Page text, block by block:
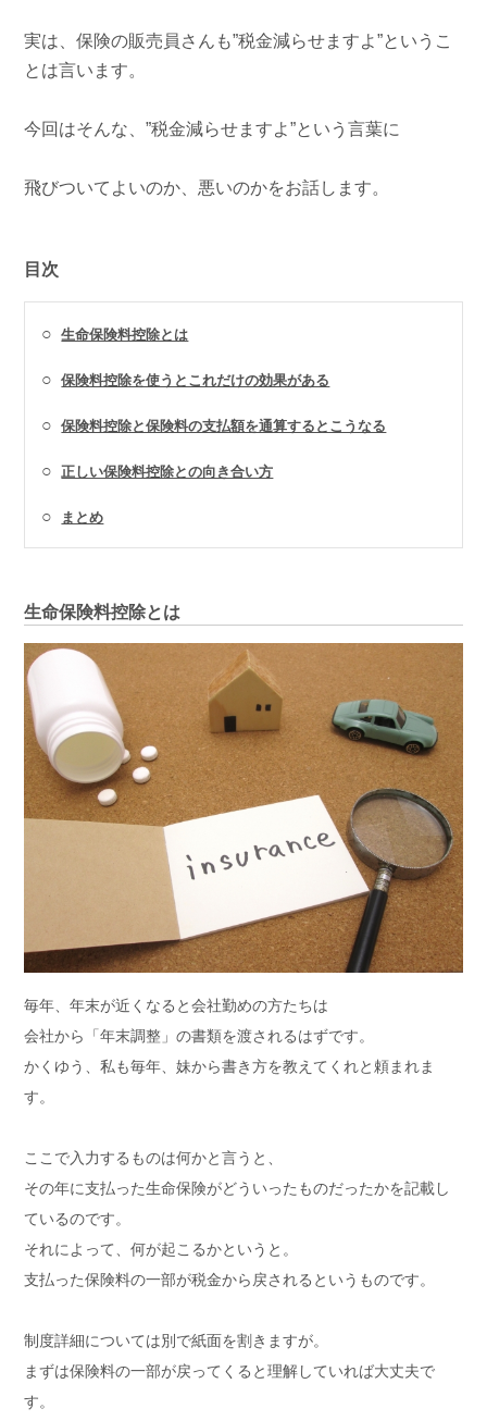
実は、保険の販売員さんも”税金減らせますよ”というこ
とは言います。
今回はそんな、”税金減らせますよ”という言葉に
飛びついてよいのか、悪いのかをお話します。
目次
○生命保険料控除とは
○保険料控除を使うとこれだけの効果がある
○保険料控除と保険料の支払額を通算するとこうなる
○正しい保険料控除との向き合い方
○ まとめ
生命保険料控除とは
毎年、年末が近くなると会社勤めの方たちは
会社から「年末調整」の書類を渡されるはずです。
かくゆう、私も毎年、妹から書き方を教えてくれと頼まれま
す。
ここで入力するものは何かと言うと、
その年に支払った生命保険がどういったものだったかを記載し
ているのです。
それによって、何が起こるかというと。
支払った保険料の一部が税金から戻されるというものです。
制度詳細については別で紙面を割きますが。
まずは保険料の一部が戻ってくると理解していれば大丈夫で
す。